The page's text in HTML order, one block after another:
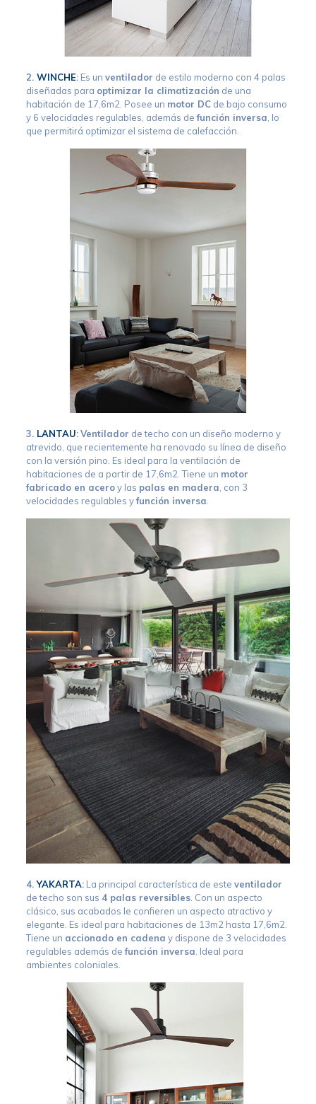
2. WINCHE:Es un ventilador de estilo moderno con 4 palas
diseñadas para optimizar la climatización de una
habitación de 17,6m2. Posee un motor DCde bajo consumo
y 6 velocidades regulables, además defunción inversa , lo
que permitirá optimizar el sistema de calefacción.
3. LANTAU:Ventilador de techo con un diseño moderno y
atrevido, que recientemente ha renovado su línea de diseño
con la versión pino. Es ideal para la ventilación de
habitaciones de a partir de 17,6m2. Tiene un motor
fabricado en aceroy las palas en madera, con 3
velocidades regulables yfunción inversa.
4.YAKARTA:La principal característica de este ventilador
de techo son sus 4 palas reversibles. Con un aspecto
clásico, sus acabados le confieren un aspecto atractivo y
elegante. Es ideal para habitaciones de 13m2 hasta 17,6m2.
Tiene un accionado en cadena y dispone de 3 velocidades
regulables además defunción inversa . Ideal para
ambientes coloniales.